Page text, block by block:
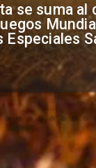
por
futbolistas